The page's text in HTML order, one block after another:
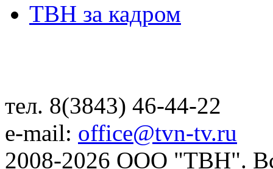
ТВН за кадром
тел. 8(3843) 46-44-22
e-mail: office@tvn-tv.ru
2008-2026 ООО "ТВН".